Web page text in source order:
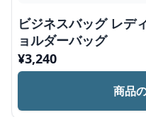
ビジネスバッグ レデ
ョルダーバッグ
¥3,240
商品